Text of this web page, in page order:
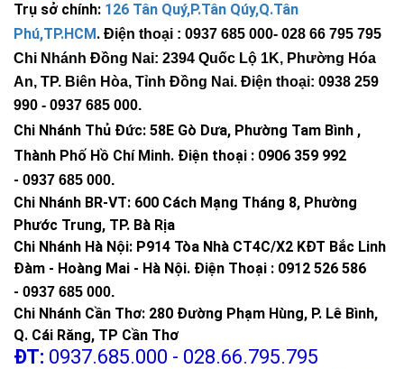
Trụ sở chính: 126 Tân Quý,P.Tân Qúy,Q.Tân
Phú,TP.HCM. Điện thoại : 0937 685 000- 028 66 795 795
Chi Nhánh Đồng Nai: 2394 Quốc Lộ 1K, Phường Hóa
An, TP. Biên Hòa, Tỉnh Đồng Nai. Điện thoại: 0938 259
990 - 0937 685 000.
Chi Nhánh Thủ Đức: 58E Gò Dưa, Phường Tam Bình ,
Thành Phố Hồ Chí Minh. Điện thoại : 0906 359 992
- 0937 685 000.
Chi Nhánh BR-VT: 600 Cách Mạng Tháng 8, Phường
Phước Trung, TP. Bà Rịa
Chi Nhánh Hà Nội: P914 Tòa Nhà CT4C/X2 KĐT Bắc Linh
Đàm - Hoàng Mai - Hà Nội. Điện Thoại : 0912 526 586
- 0937 685 000.
Chi Nhánh Cần Thơ: 280 Đường Phạm Hùng, P. Lê Bình,
Q. Cái Răng, TP Cần Thơ
ĐT: 0937.685.000 - 028.66.795.795